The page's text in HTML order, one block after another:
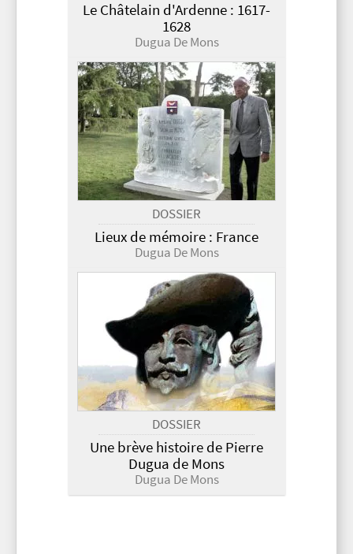
Le Châtelain d'Ardenne : 1617-
1628
Dugua De Mons
DOSSIER
Lieux de mémoire : France
Dugua De Mons
DOSSIER
Une brève histoire de Pierre
Dugua de Mons
Dugua De Mons